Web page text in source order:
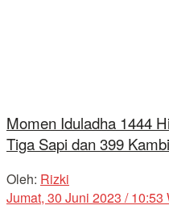
Momen Iduladha 1444
Tiga Sapi dan 399
Oleh: Rizki
Jumat, 30 Juni 2023 / 10:53